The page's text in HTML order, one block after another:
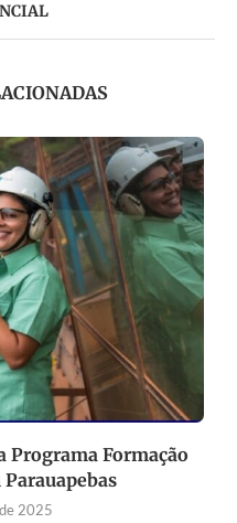
Programa Formação
2025